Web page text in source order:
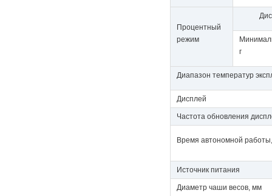
Процентный
режим
г
Диапазон температур
Дисплей
Частота обновления
Время автономной
Источник питания
Диаметр чаши весов, мм